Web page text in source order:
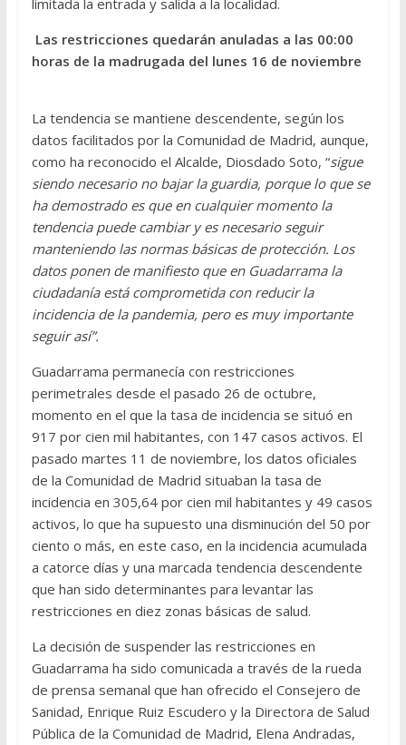
limitada la entrada y salida a la localidad.
Las restricciones quedarán anuladas a las 00:00
horas de la madrugada del lunes 16 de noviembre
La tendencia se mantiene descendente, según los
datos facilitados por la Comunidad de Madrid, aunque,
como ha reconocido el Alcalde, Diosdado Soto, “sigue
siendo necesario no bajar la guardia, porque lo que se
ha demostrado es que en cualquier momento la
tendencia puede cambiar y es necesario seguir
manteniendo las normas básicas de protección. Los
datos ponen de manifiesto que en Guadarrama la
ciudadanía está comprometida con reducir la
incidencia de la pandemia, pero es muy importante
seguir así”.
Guadarrama permanecía con restricciones
perimetrales desde el pasado 26 de octubre,
momento en el que la tasa de incidencia se situó en
917 por cien mil habitantes, con 147 casos activos. El
pasado martes 11 de noviembre, los datos oficiales
de la Comunidad de Madrid situaban la tasa de
incidencia en 305,64 por cien mil habitantes y 49 casos
activos, lo que ha supuesto una disminución del 50 por
ciento o más, en este caso, en la incidencia acumulada
a catorce días y una marcada tendencia descendente
que han sido determinantes para levantar las
restricciones en diez zonas básicas de salud.
La decisión de suspender las restricciones en
Guadarrama ha sido comunicada a través de la rueda
de prensa semanal que han ofrecido el Consejero de
Sanidad, Enrique Ruiz Escudero y la Directora de Salud
Pública de la Comunidad de Madrid, Elena Andradas,